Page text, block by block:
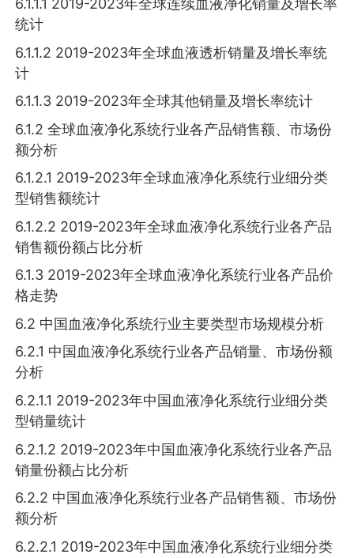
6.1.1.1 2019-2023年全球连续血液净化销量及增长率
统计
6.1.1.2 2019-2023年全球血液透析销量及增长率统
计
6.1.1.3 2019-2023年全球其他销量及增长率统计
6.1.2 全球血液净化系统行业各产品销售额、市场份
额分析
6.1.2.1 2019-2023年全球血液净化系统行业细分类
型销售额统计
6.1.2.2 2019-2023年全球血液净化系统行业各产品
销售额份额占比分析
6.1.3 2019-2023年全球血液净化系统行业各产品价
格走势
6.2 中国血液净化系统行业主要类型市场规模分析
6.2.1 中国血液净化系统行业各产品销量、市场份额
分析
6.2.1.1 2019-2023年中国血液净化系统行业细分类
型销量统计
6.2.1.2 2019-2023年中国血液净化系统行业各产品
销量份额占比分析
6.2.2 中国血液净化系统行业各产品销售额、市场份
额分析
6.2.2.1 2019-2023年中国血液净化系统行业细分类